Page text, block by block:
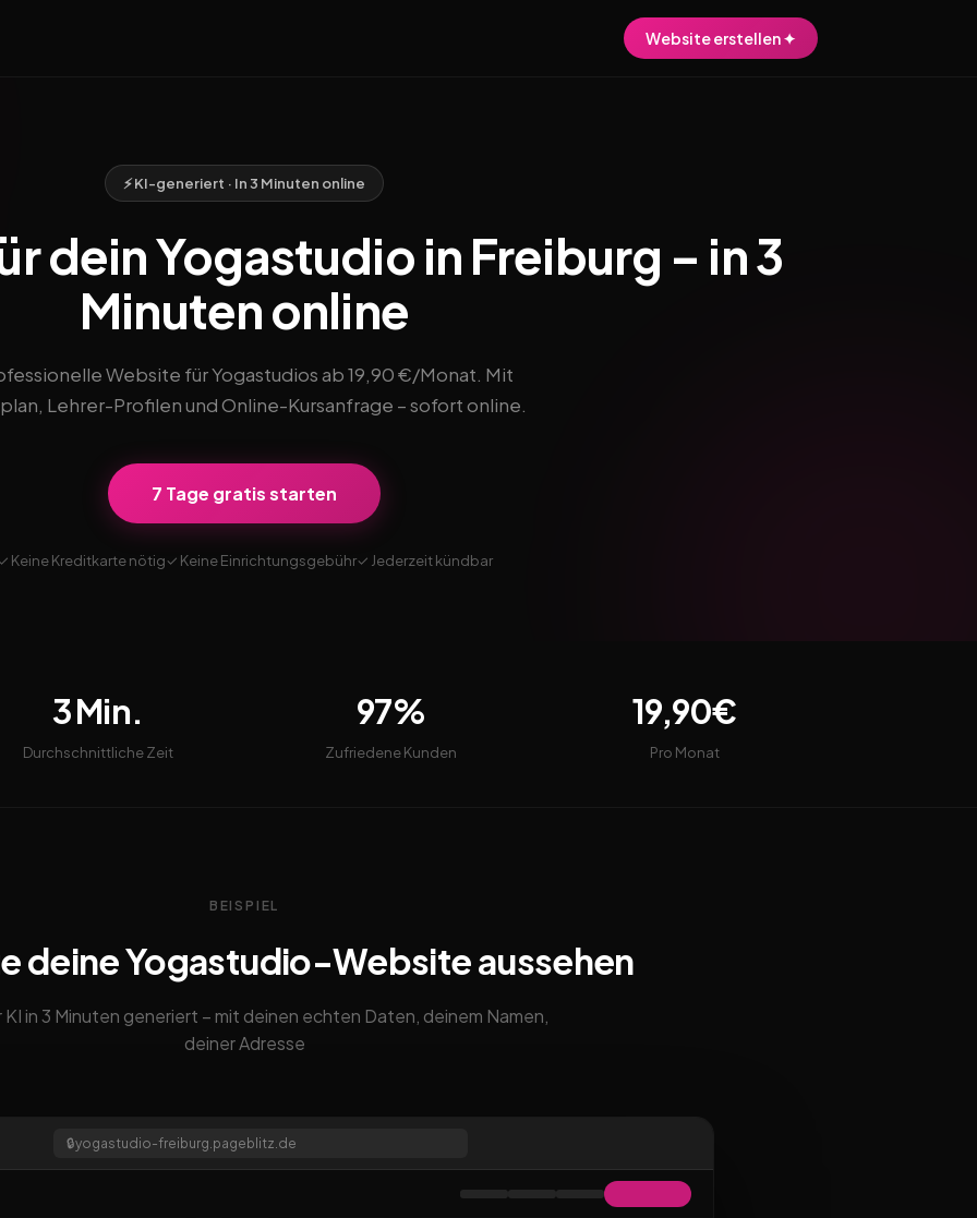
Website erstellen ✦
⚡ KI-generiert · In 3 Minuten online
dein Yogastudio in Freiburg – in 3
Minuten online
Website für Yogastudios ab 19,90 €/Monat. Mit
Lehrer-Profilen und Online-Kursanfrage – sofort online.
7 Tage gratis starten
Keine Kreditkarte nötig✓ Keine Einrichtungsgebühr✓ Jederzeit kündbar
3 Min.
Durchschnittliche Zeit
97%
Zufriedene Kunden
19,90€
Pro Monat
BEISPIEL
deine Yogastudio-Website aussehen
KI in 3 Minuten generiert – mit deinen echten Daten, deinem Namen,
deiner Adresse
🔒yogastudio-freiburg.pageblitz.de